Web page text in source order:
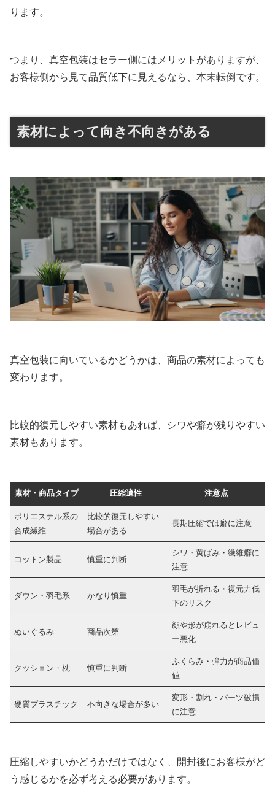
ります。
つまり、真空包装はセラー側にはメリットがありますが、
お客様側から見て品質低下に見えるなら、本末転倒です。
素材によって向き不向きがある
真空包装に向いているかどうかは、商品の素材によっても
変わります。
比較的復元しやすい素材もあれば、シワや癖が残りやすい
素材もあります。
素材・商品タイプ 圧縮適性 注意点
ポリエステル系の
合成繊維
比較的復元しやすい
場合がある
長期圧縮では癖に注意
コットン製品 慎重に判断
シワ・黄ばみ・繊維癖に
注意
ダウン・羽毛系 かなり慎重
羽毛が折れる・復元力低
下のリスク
ぬいぐるみ 商品次第
顔や形が崩れるとレビュ
ー悪化
クッション・枕 慎重に判断
ふくらみ・弾力が商品価
値
硬質プラスチック 不向きな場合が多い
変形・割れ・パーツ破損
に注意
圧縮しやすいかどうかだけではなく、開封後にお客様がど
う感じるかを必ず考える必要があります。